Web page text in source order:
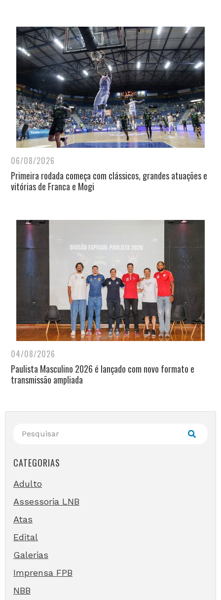
06/08/2026
Primeira rodada começa com clássicos, grandes atuações e
vitórias de Franca e Mogi
04/08/2026
Paulista Masculino 2026 é lançado com novo formato e
transmissão ampliada
CATEGORIAS
Adulto
Assessoria LNB
Atas
Edital
Galerias
Imprensa FPB
NBB